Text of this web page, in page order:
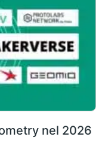
nel 2026